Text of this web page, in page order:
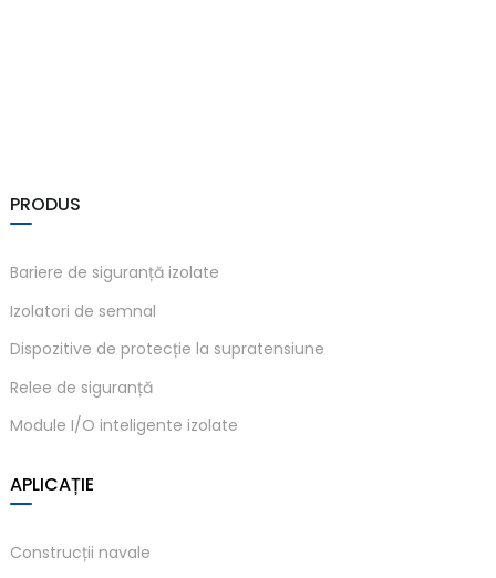
PRODUS
Bariere de siguranță izolate
Izolatori de semnal
Dispozitive de protecție la supratensiune
Relee de siguranță
Module I/O inteligente izolate
APLICAȚIE
Construcții navale